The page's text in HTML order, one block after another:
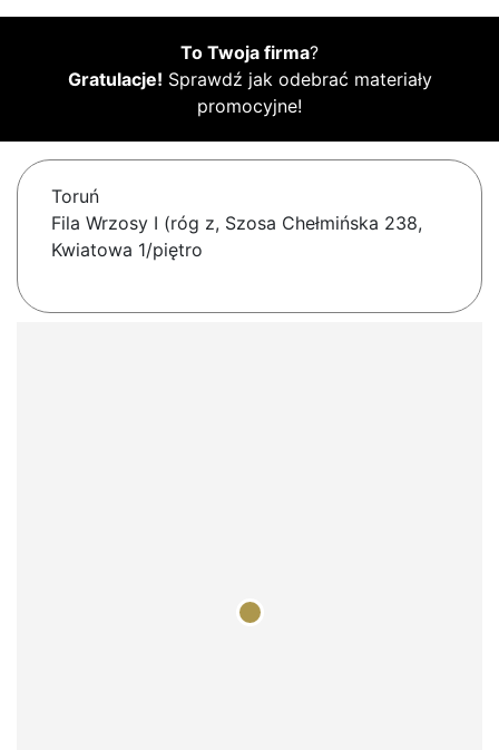
To Twoja firma?
Gratulacje! Sprawdź jak odebrać materiały
promocyjne!
Toruń
Fila Wrzosy I (róg z, Szosa Chełmińska 238,
Kwiatowa 1/piętro